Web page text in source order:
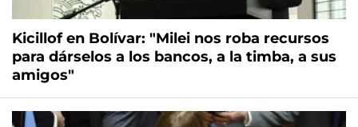
Kicillof en Bolívar: "Milei nos roba recursos
para dárselos a los bancos, a la timba, a sus
amigos"